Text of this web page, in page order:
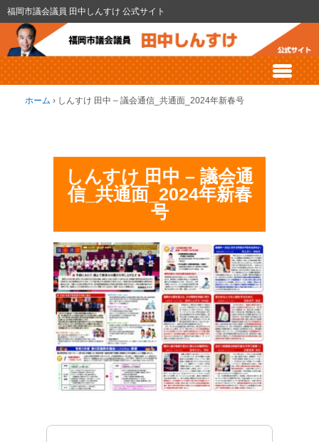
福岡市議会議員 田中しんすけ 公式サイト
ホーム › しんすけ 田中 – 議会通信_共通面_2024年新春号
しんすけ 田中 – 議会通
信_共通面_2024年新春
号